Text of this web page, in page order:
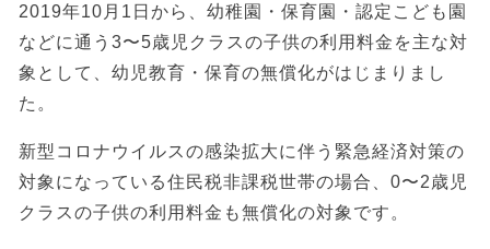
2019年10月1日から、幼稚園・保育園・認定こども園
などに通う3〜5歳児クラスの子供の利用料金を主な対
象として、幼児教育・保育の無償化がはじまりまし
た。
新型コロナウイルスの感染拡大に伴う緊急経済対策の
対象になっている住民税非課税世帯の場合、0〜2歳児
クラスの子供の利用料金も無償化の対象です。